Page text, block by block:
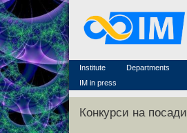
Institute
Famous scientists
Memorial
Scientific workflow
Departments
IM in press
Конкурси на посади